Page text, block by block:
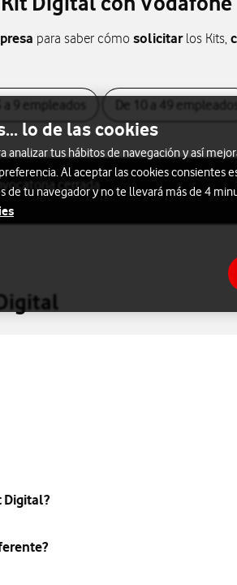
para saber cómo solicitarlos Kits,
a 9 empleados De 10 a 49 empleados
cerrada
Digital?
lo de las cookies
analizar tus hábitos de navegación y así
Al aceptar las cookies consientes
tu navegador y no te llevará más de 4